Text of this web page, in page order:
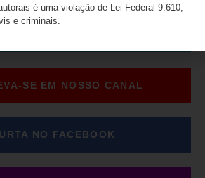
SE EM NOSSO CANAL
NO FACEBOOK
é uma violação de Lei Federal 9.610,
e criminais.